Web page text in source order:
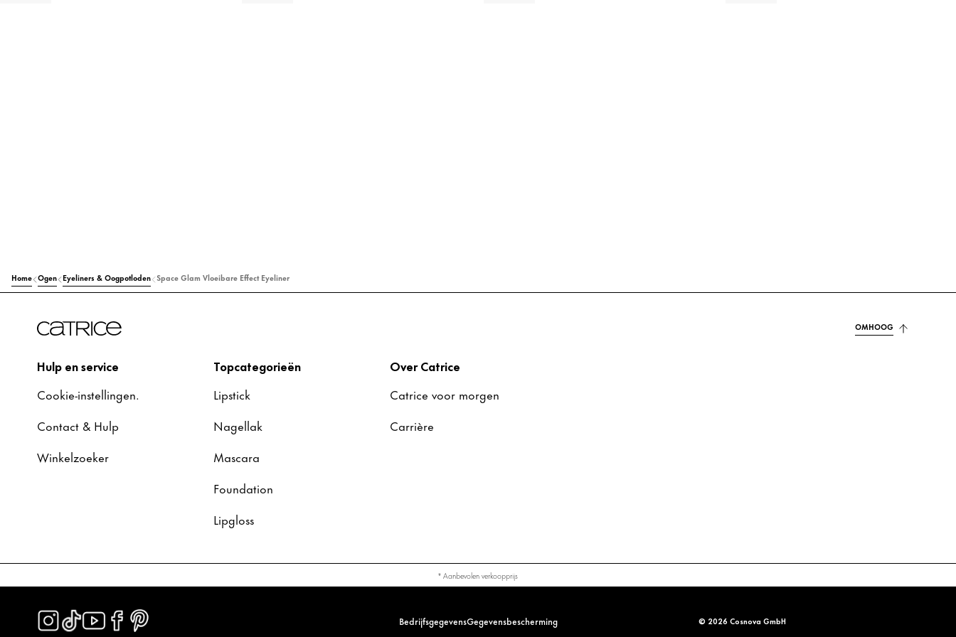
Home Ogen Eyeliners & Oogpotloden Space Glam Vloeibare Effect Eyeliner
OMHOOG
Hulp en service
Cookie-instellingen.
Contact & Hulp
Winkelzoeker
Topcategorieën
Lipstick
Nagellak
Mascara
Foundation
Lipgloss
Over Catrice
Catrice voor morgen
Carrière
* Aanbevolen verkoopprijs
BedrijfsgegevensGegevensbescherming © 2026 Cosnova GmbH